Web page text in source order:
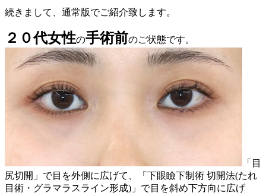
続きまして、通常版でご紹介致します。
２０代女性の手術前のご状態です。
「目
尻切開」で目を外側に広げて、「下眼瞼下制術 切開法(たれ
目術・グラマラスライン形成)」で目を斜め下方向に広げ